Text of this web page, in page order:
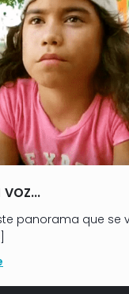
voz…
panorama que se